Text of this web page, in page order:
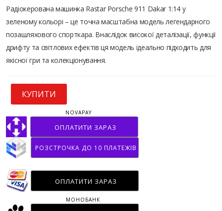
Радіокерована машинка Rastar Porsche 911 Dakar 1:14 у
зеленому кольорі – це точна масштабна модель легендарного
позашляхового спорткара. Внаслідок високої деталізації, функції
дрифту та світлових ефектів ця модель ідеально підходить для
якісної гри та колекціонування.
КУПИТИ
ОПЛАТИТИ ЗАРАЗ
NOVAPAY
РОЗСТРОЧКА ДО 10 ПЛАТЕЖІВ
ОПЛАТИТИ ЗАРАЗ
МОНОБАНК